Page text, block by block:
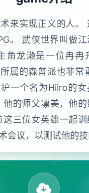
来实现正义的人。
。 武侠世界叫做
角龙濑是一位冉冉
属的森普派也非常
一个名为Hiiro的
他的师父凛美，他
三位女英雄一起训
会议，以测试他的技